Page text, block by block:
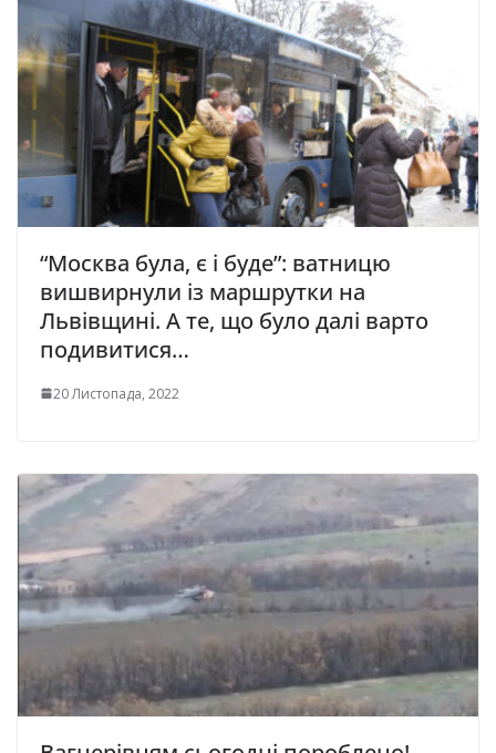
“Москва була, є і буде”: ватницю
вишвирнули із маршрутки на
Львівщині. А те, що було далі варто
подивитися…
20 Листопада, 2022